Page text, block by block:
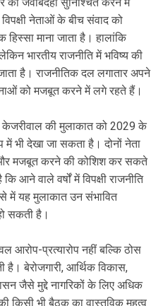
नेताओं के बीच संवाद को
हिस्सा माना जाता है। हालांकि
भारतीय राजनीति में भविष्य की
है। राजनीतिक दल लगातार अपने
को मजबूत करने में लगे रहते हैं।
केजरीवाल की मुलाकात को 2029 के
में भी देखा जा सकता है। दोनों नेता
और मजबूत करने की कोशिश कर सकते
आने वाले वर्षों में विपक्षी राजनीति
यह मुलाकात उन संभावित
सकती है।
आरोप-प्रत्यारोप नहीं बल्कि ठोस
है। बेरोजगारी, आर्थिक विकास,
जैसे मुद्दे नागरिकों के लिए अधिक
किसी भी बैठक का वास्तविक महत्व